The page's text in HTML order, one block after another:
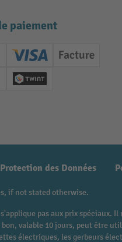
paiement
(Master)
Creditcard (Visa)
Facture
anticipé
Twint
Protection des Données
if not stated otherwise.
pas aux prix
valable 10 jours, peut être
électriques, les gerbeurs